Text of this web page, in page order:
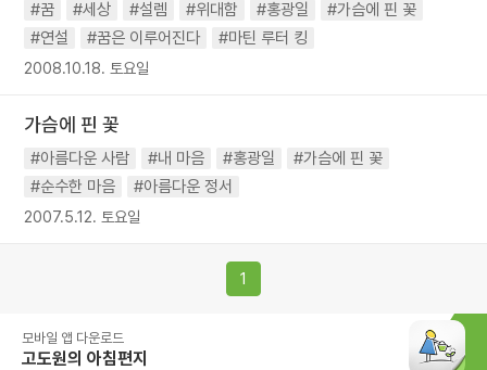
#꿈 #세상 #설렘 #위대함 #홍광일
#가슴에 핀 꽃
#연설
#꿈은 이루어진다 #마틴 루터 킹
2008.10.18. 토요일
가슴에 핀 꽃
#아름다운 사람 #내 마음 #홍광일
#가슴에 핀 꽃
#순수한 마음
#아름다운 정서
2007.5.12. 토요일
1
모바일 앱 다운로드
고도원의 아침편지